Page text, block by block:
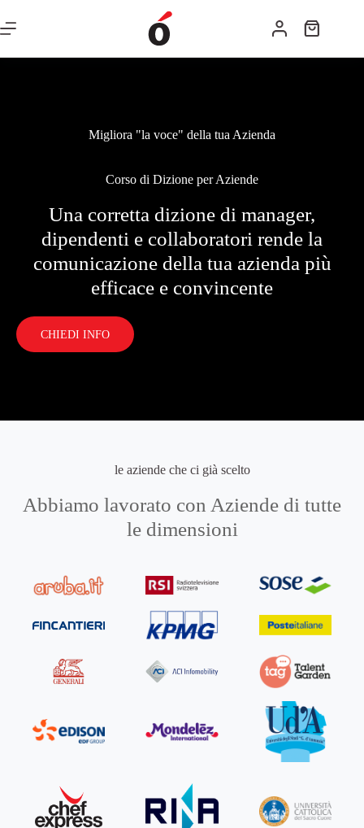
Migliora "la voce" della tua Azienda
Corso di Dizione per Aziende
Una corretta dizione di manager,
dipendenti e collaboratori rende la
comunicazione della tua azienda più
efficace e convincente
CHIEDI INFO
le aziende che ci già scelto
Abbiamo lavorato con Aziende di tutte
le dimensioni